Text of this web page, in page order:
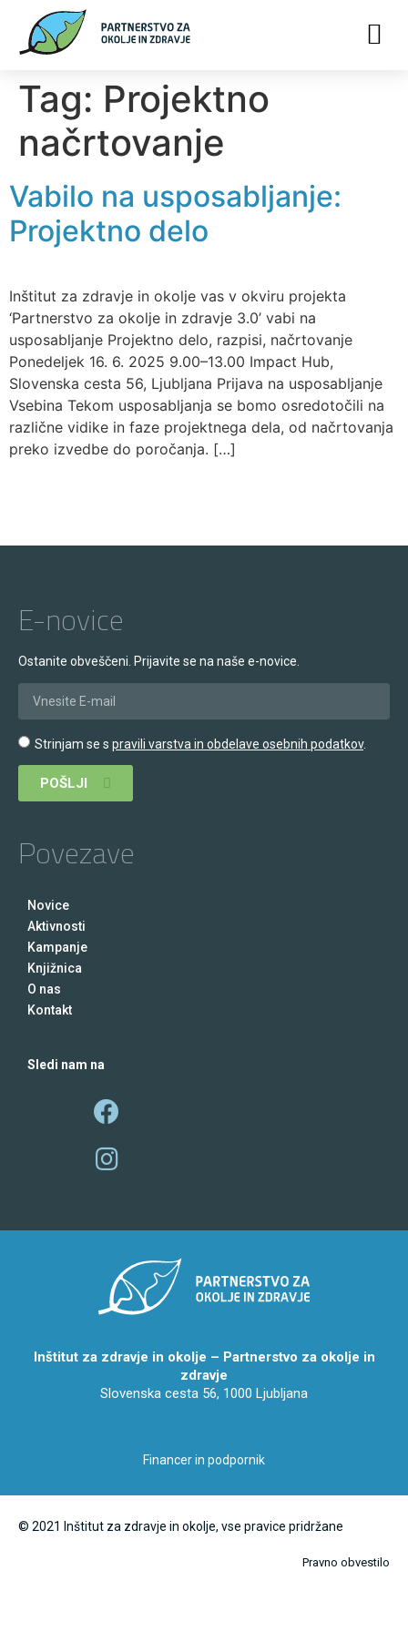
Tag: Projektno
načrtovanje
Vabilo na usposabljanje:
Projektno delo
Inštitut za zdravje in okolje vas v okviru projekta
‘Partnerstvo za okolje in zdravje 3.0’ vabi na
usposabljanje Projektno delo, razpisi, načrtovanje
Ponedeljek 16. 6. 2025 9.00–13.00 Impact Hub,
Slovenska cesta 56, Ljubljana Prijava na usposabljanje
Vsebina Tekom usposabljanja se bomo osredotočili na
različne vidike in faze projektnega dela, od načrtovanja
preko izvedbe do poročanja. […]
Povezave
Novice
Aktivnosti
Kampanje
Knjižnica
O nas
Kontakt
Sledi nam na
E-novice
Ostanite obveščeni. Prijavite se na naše e-novice.
Strinjam se s pravili varstva in obdelave osebnih podatkov.
POŠLJI
Inštitut za zdravje in okolje – Partnerstvo za okolje in
zdravje
Slovenska cesta 56, 1000 Ljubljana
Financer in podpornik
© 2021 Inštitut za zdravje in okolje, vse pravice pridržane
Pravno obvestilo